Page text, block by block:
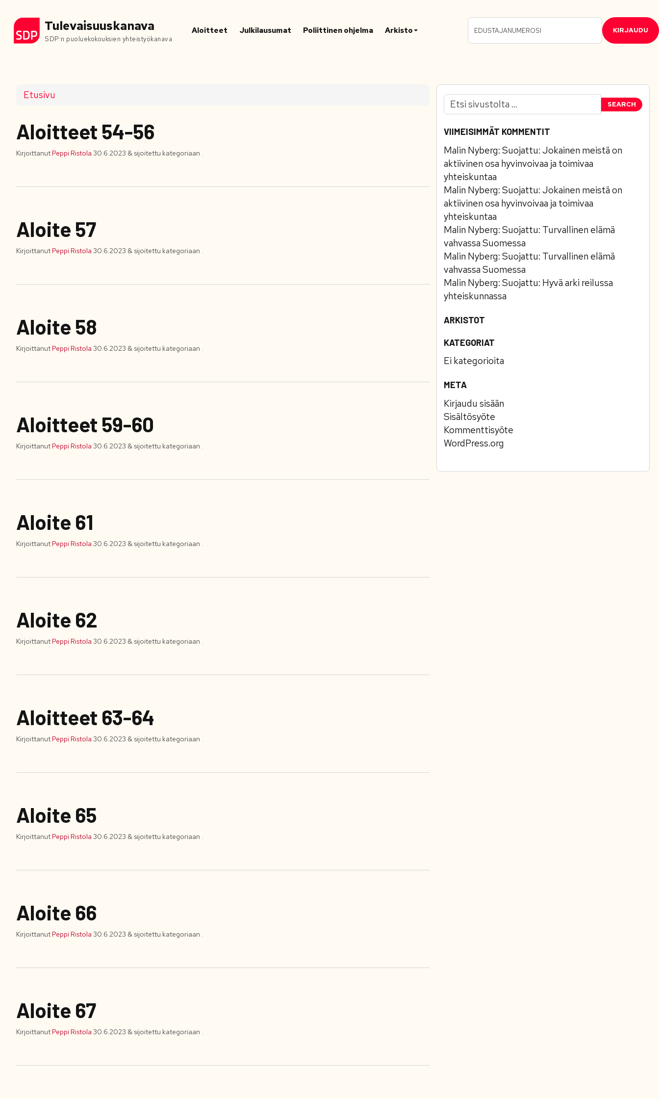
Tulevaisuuskanava
SDP:n puoluekokouksien yhteistyökanava
Aloitteet Julkilausumat Poliittinen ohjelma Arkisto KIRJAUDU
Etusivu
Aloitteet 54-56
KirjoittanutPeppi Ristola 30.6.2023 & sijoitettu kategoriaan .
Aloite 57
KirjoittanutPeppi Ristola 30.6.2023 & sijoitettu kategoriaan .
Aloite 58
KirjoittanutPeppi Ristola 30.6.2023 & sijoitettu kategoriaan .
Aloitteet 59-60
KirjoittanutPeppi Ristola 30.6.2023 & sijoitettu kategoriaan .
Aloite 61
KirjoittanutPeppi Ristola 30.6.2023 & sijoitettu kategoriaan .
Aloite 62
KirjoittanutPeppi Ristola 30.6.2023 & sijoitettu kategoriaan .
Aloitteet 63-64
KirjoittanutPeppi Ristola 30.6.2023 & sijoitettu kategoriaan .
Aloite 65
KirjoittanutPeppi Ristola 30.6.2023 & sijoitettu kategoriaan .
Aloite 66
KirjoittanutPeppi Ristola 30.6.2023 & sijoitettu kategoriaan .
Aloite 67
KirjoittanutPeppi Ristola 30.6.2023 & sijoitettu kategoriaan .
SEARCH
VIIMEISIMMÄT KOMMENTIT
Malin Nyberg: Suojattu: Jokainen meistä on
aktiivinen osa hyvinvoivaa ja toimivaa
yhteiskuntaa
Malin Nyberg: Suojattu: Jokainen meistä on
aktiivinen osa hyvinvoivaa ja toimivaa
yhteiskuntaa
Malin Nyberg: Suojattu: Turvallinen elämä
vahvassa Suomessa
Malin Nyberg: Suojattu: Turvallinen elämä
vahvassa Suomessa
Malin Nyberg: Suojattu: Hyvä arki reilussa
yhteiskunnassa
ARKISTOT
KATEGORIAT
Ei kategorioita
META
Kirjaudu sisään
Sisältösyöte
Kommenttisyöte
WordPress.org